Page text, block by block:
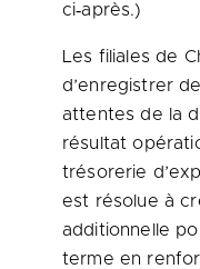
ci‑après.)
Les filiales de
d’enregistrer
attentes de la
résultat
trésorerie
est résolue à
additionnelle
terme en